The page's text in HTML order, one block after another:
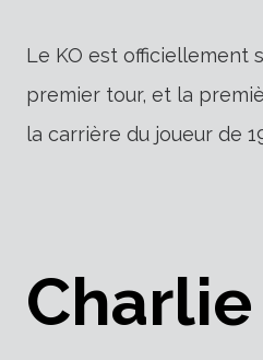
Le KO est officiellement
premier tour, et la
la carrière du joueur de
Charlie